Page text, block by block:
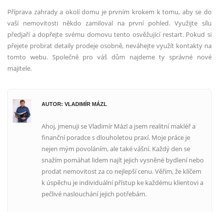
Příprava zahrady a okolí domu je prvním krokem k tomu, aby se do
vaší nemovitosti někdo zamiloval na první pohled. Využijte sílu
předjaří a dopřejte svému domovu tento osvěžující restart. Pokud si
přejete probrat detaily prodeje osobně, neváhejte využít kontakty na
tomto webu. Společně pro váš dům najdeme ty správné nové
majitele.
AUTOR: VLADIMÍR MÁZL
Ahoj, jmenuji se Vladimír Mázl a jsem realitní makléř a
finanční poradce s dlouholetou praxí. Moje práce je
nejen mým povoláním, ale také vášní. Každý den se
snažím pomáhat lidem najít jejich vysněné bydlení nebo
prodat nemovitost za co nejlepší cenu. Věřím, že klíčem
k úspěchu je individuální přístup ke každému klientovi a
pečlivé naslouchání jejich potřebám.